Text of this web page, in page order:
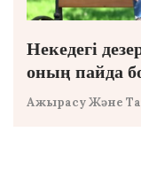
Некедегі
оның пайда
Ажырасу Және